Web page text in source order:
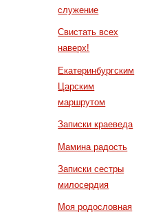
служение
Свистать всех
наверх!
Екатеринбургским
Царским
маршрутом
Записки краеведа
Мамина радость
Записки сестры
милосердия
Моя родословная